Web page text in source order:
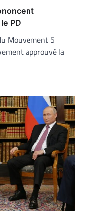
PD
Mouvement 5
approuvé la